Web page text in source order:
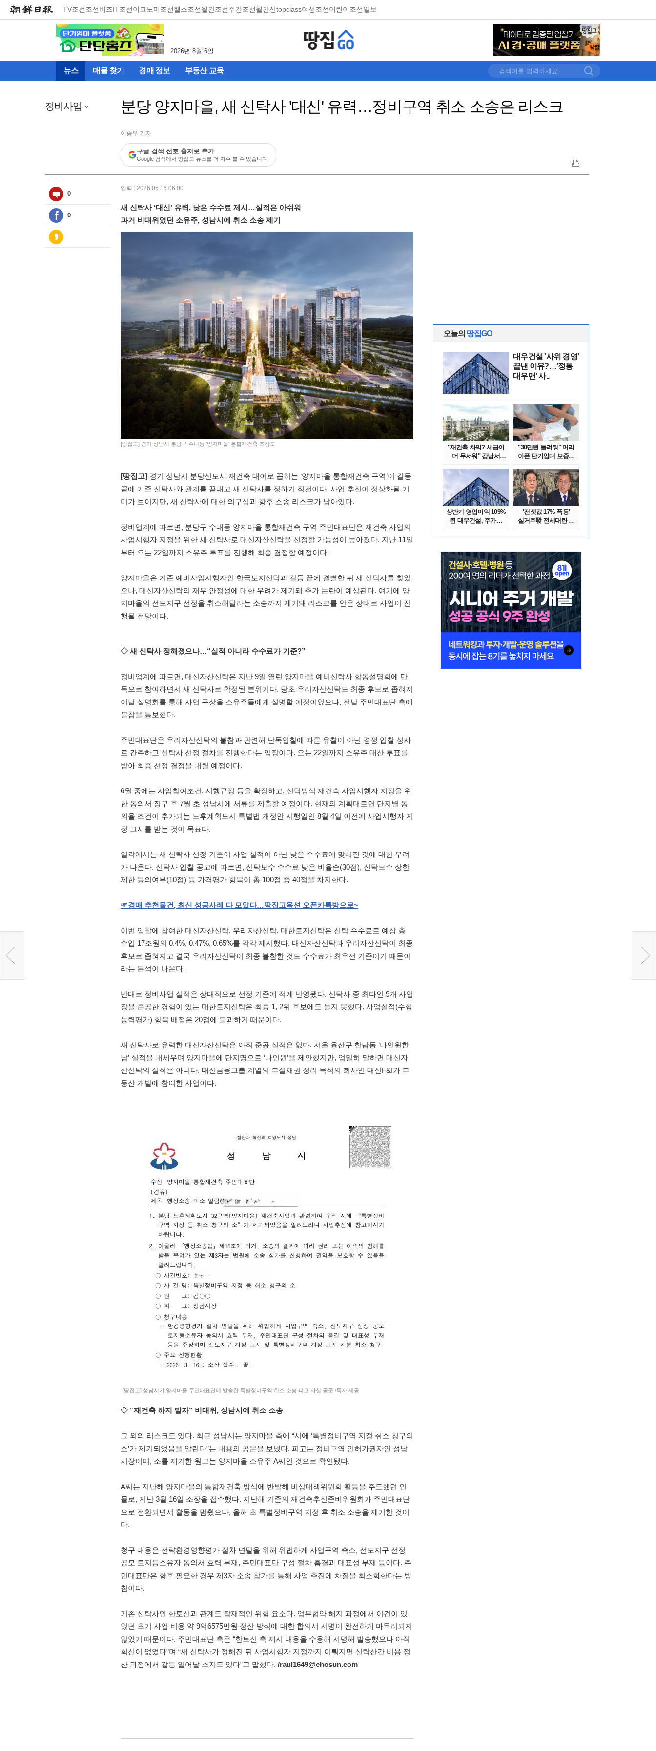
TV조선조선비즈IT조선이코노미조선헬스조선월간조선주간조선월간산topclass여성조선어린이조선일보
2026년 8월 6일
뉴스 매물 찾기 경매 정보 부동산 교육
정비사업 분당 양지마을, 새 신탁사 '대신' 유력…정비구역 취소 소송은 리스크
이승우 기자
구글 검색 선호 출처로 추가
Google 검색에서 땅집고 뉴스를 더 자주 볼 수 있습니다.
0
0
입력 : 2026.05.16 06:00
새 신탁사 ‘대신’ 유력, 낮은 수수료 제시…실적은 아쉬워
과거 비대위였던 소유주, 성남시에 취소 소송 제기
[땅집고] 경기 성남시 분당구 수내동 '양지마을' 통합재건축 조감도
[땅집고] 경기 성남시 분당신도시 재건축 대어로 꼽히는 ‘양지마을 통합재건축 구역’이 갈등
끝에 기존 신탁사와 관계를 끝내고 새 신탁사를 정하기 직전이다. 사업 추진이 정상화될 기
미가 보이지만, 새 신탁사에 대한 의구심과 향후 소송 리스크가 남아있다.
정비업계에 따르면, 분당구 수내동 양지마을 통합재건축 구역 주민대표단은 재건축 사업의
사업시행자 지정을 위한 새 신탁사로 대신자산신탁을 선정할 가능성이 높아졌다. 지난 11일
부터 오는 22일까지 소유주 투표를 진행해 최종 결정할 예정이다.
양지마을은 기존 예비사업시행자인 한국토지신탁과 갈등 끝에 결별한 뒤 새 신탁사를 찾았
으나, 대신자산신탁의 재무 안정성에 대한 우려가 제기돼 추가 논란이 예상된다. 여기에 양
지마을의 선도지구 선정을 취소해달라는 소송까지 제기돼 리스크를 안은 상태로 사업이 진
행될 전망이다.
◇ 새 신탁사 정해졌으나…“실적 아니라 수수료가 기준?”
정비업계에 따르면, 대신자산신탁은 지난 9일 열린 양지마을 예비신탁사 합동설명회에 단
독으로 참여하면서 새 신탁사로 확정된 분위기다. 당초 우리자산신탁도 최종 후보로 좁혀져
이날 설명회를 통해 사업 구상을 소유주들에게 설명할 예정이었으나, 전날 주민대표단 측에
불참을 통보했다.
주민대표단은 우리자산신탁의 불참과 관련해 단독입찰에 따른 유찰이 아닌 경쟁 입찰 성사
로 간주하고 신탁사 선정 절차를 진행한다는 입장이다. 오는 22일까지 소유주 대산 투표를
받아 최종 선정 결정을 내릴 예정이다.
6월 중에는 사업참여조건, 시행규정 등을 확정하고, 신탁방식 재건축 사업시행자 지정을 위
한 동의서 징구 후 7월 초 성남시에 서류를 제출할 예정이다. 현재의 계획대로면 단지별 동
의율 조건이 추가되는 노후계획도시 특별법 개정안 시행일인 8월 4일 이전에 사업시행자 지
정 고시를 받는 것이 목표다.
일각에서는 새 신탁사 선정 기준이 사업 실적이 아닌 낮은 수수료에 맞춰진 것에 대한 우려
가 나온다. 신탁사 입찰 공고에 따르면, 신탁보수 수수료 낮은 비율순(30점), 신탁보수 상한
제한 동의여부(10점) 등 가격평가 항목이 총 100점 중 40점을 차지한다.
☞경매 추천물건, 최신 성공사례 다 모았다…땅집고옥션 오픈카톡방으로~
이번 입찰에 참여한 대신자산신탁, 우리자산신탁, 대한토지신탁은 신탁 수수료로 예상 총
수입 17조원의 0.4%, 0.47%, 0.65%를 각각 제시했다. 대신자산신탁과 우리자산신탁이 최종
후보로 좁혀지고 결국 우리자산신탁이 최종 불참한 것도 수수료가 최우선 기준이기 때문이
라는 분석이 나온다.
반대로 정비사업 실적은 상대적으로 선정 기준에 적게 반영됐다. 신탁사 중 최다인 9개 사업
장을 준공한 경험이 있는 대한토지신탁은 최종 1, 2위 후보에도 들지 못했다. 사업실적(수행
능력평가) 항목 배점은 20점에 불과하기 때문이다.
새 신탁사로 유력한 대신자산신탁은 아직 준공 실적은 없다. 서울 용산구 한남동 ‘나인원한
남’ 실적을 내세우며 양지마을에 단지명으로 ‘나인원’을 제안했지만, 엄밀히 말하면 대신자
산신탁의 실적은 아니다. 대신금융그룹 계열의 부실채권 정리 목적의 회사인 대신F&I가 부
동산 개발에 참여한 사업이다.
[땅집고] 성남시가 양지마을 주민대표단에 발송한 특별정비구역 취소 소송 피고 사실 공문./독자 제공
◇ “재건축 하지 말자” 비대위, 성남시에 취소 소송
그 외의 리스크도 있다. 최근 성남시는 양지마을 측에 “시에 ‘특별정비구역 지정 취소 청구의
소’가 제기되었음을 알린다”는 내용의 공문을 보냈다. 피고는 정비구역 인허가권자인 성남
시장이며, 소를 제기한 원고는 양지마을 소유주 A씨인 것으로 확인됐다.
A씨는 지난해 양지마을의 통합재건축 방식에 반발해 비상대책위원회 활동을 주도했던 인
물로, 지난 3월 16일 소장을 접수했다. 지난해 기존의 재건축추진준비위원회가 주민대표단
으로 전환되면서 활동을 멈췄으나, 올해 초 특별정비구역 지정 후 취소 소송을 제기한 것이
다.
청구 내용은 전략환경영향평가 절차 면탈을 위해 위법하게 사업구역 축소, 선도지구 선정
공모 토지등소유자 동의서 효력 부재, 주민대표단 구성 절차 흠결과 대표성 부재 등이다. 주
민대표단은 향후 필요한 경우 제3자 소송 참가를 통해 사업 추진에 차질을 최소화한다는 방
침이다.
기존 신탁사인 한토신과 관계도 잠재적인 위험 요소다. 업무협약 해지 과정에서 이견이 있
었던 초기 사업 비용 약 9억6575만원 정산 방식에 대한 합의서 서명이 완전하게 마무리되지
않았기 때문이다. 주민대표단 측은 “한토신 측 제시 내용을 수용해 서명해 발송했으나 아직
회신이 없었다”며 “새 신탁사가 정해진 뒤 사업시행자 지정까지 이뤄지면 신탁산간 비용 정
산 과정에서 갈등 일어날 소지도 있다”고 말했다. /raul1649@chosun.com
오늘의 땅집GO
대우건설 '사위 경영'
끝낸 이유?…'정통
대우맨' 사..
"재건축 차익? 세금이
더 무서워" 강남서
"30만원 돌려줘" 머리
아픈 단기임대 보증금
상반기 영업이익 109%
뛴 대우건설, 주가는
'전셋값 17% 폭등'
실거주發 전세대란 또